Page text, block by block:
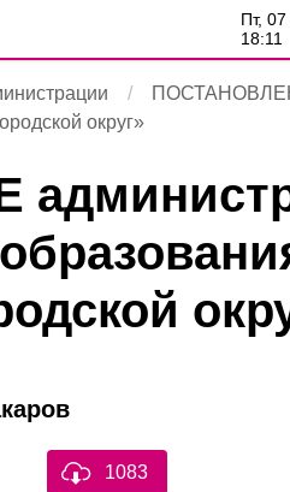
пт,
18:11
округ»
1083